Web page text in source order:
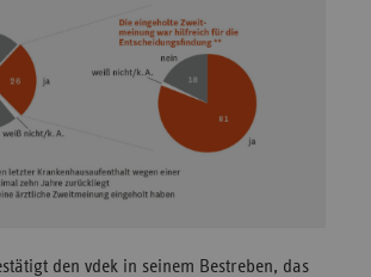
den vdek in seinem Bestreben, das